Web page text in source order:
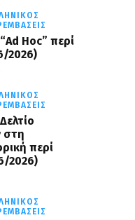
Hoc” περί
2026)
στη
περί
2026)